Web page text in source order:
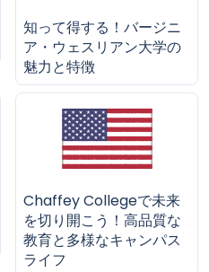
知って得する！バージニ
ア・ウェスリアン大学の
魅力と特徴
Chaffey Collegeで未来
を切り開こう！高品質な
教育と多様なキャンパス
ライフ